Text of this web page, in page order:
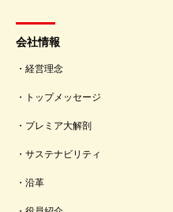
会社情報
経営理念
トップメッセージ
プレミア大解剖
サステナビリティ
沿革